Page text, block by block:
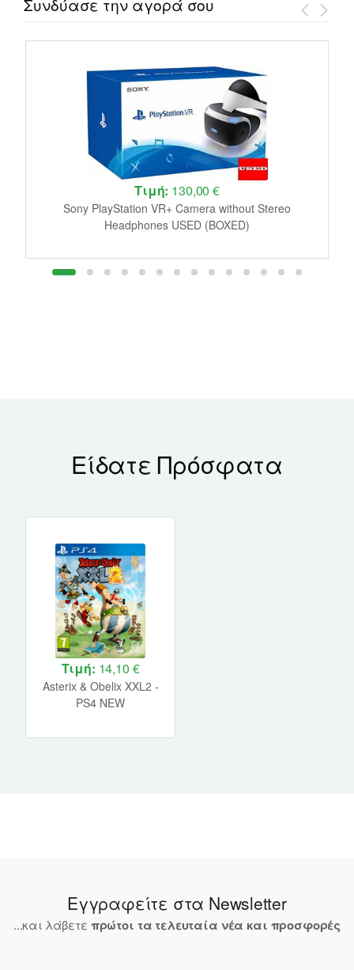
Τιμή: 130,00 €
Sony PlayStation VR+ Camera without Stereo
Headphones USED (BOXED)
Είδατε Πρόσφατα
Τιμή: 14,10 €
Asterix & Obelix XXL2 -
PS4 NEW
Εγγραφείτε στα Newsletter
...και λάβετε πρώτοι τα τελευταία νέα και προσφορές